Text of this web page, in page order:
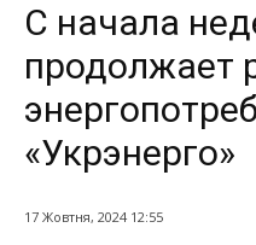
С начала
продолжает
«Укрэнерго»
17 Жовтня, 2024 12:55